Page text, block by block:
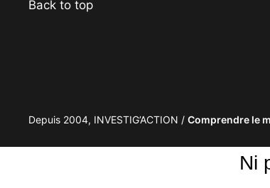
Back to top
Depuis 2004, INVESTIG’ACTION /Comprendre le
Ni